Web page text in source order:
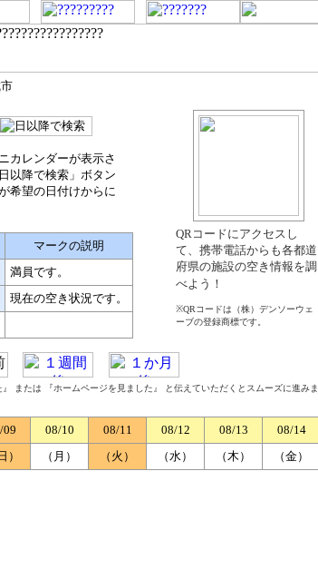
カレンダーが表示さ
以降で検索」ボタン
希望の日付けからに
マークの説明
満員です。
現在の空き状況です。
QRコードにアクセスし
て、携帯電話からも各都道
府県の施設の空き情報を調
べよう！
※QRコードは（株）デンソーウェ
ーブの登録商標です。
または 『ホームページを見ました』 と伝えていただくとスムーズに進みま
09 08/10 08/11 08/12 08/13
08/14
） （月） （火） （水） （木） （金）